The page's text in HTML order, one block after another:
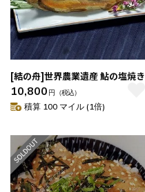
[結の舟]世界農業遺産 鮎の塩焼き
10,800 円 （税込）
積算 100 マイル (1倍)